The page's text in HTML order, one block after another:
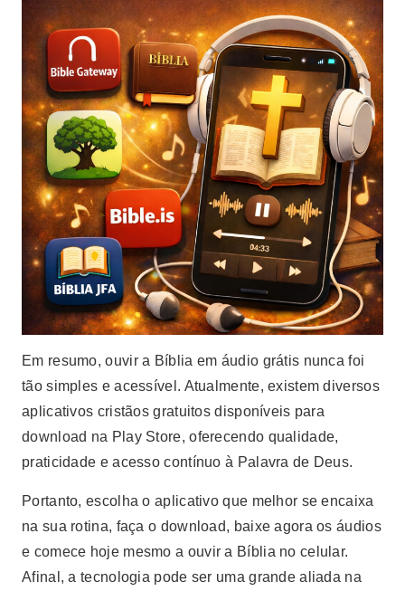
Em resumo, ouvir a Bíblia em áudio grátis nunca foi
tão simples e acessível. Atualmente, existem diversos
aplicativos cristãos gratuitos disponíveis para
download na Play Store, oferecendo qualidade,
praticidade e acesso contínuo à Palavra de Deus.
Portanto, escolha o aplicativo que melhor se encaixa
na sua rotina, faça o download, baixe agora os áudios
e comece hoje mesmo a ouvir a Bíblia no celular.
Afinal, a tecnologia pode ser uma grande aliada na